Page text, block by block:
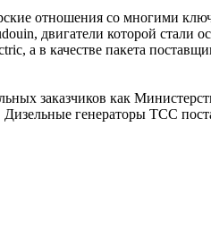
отношения со многими
двигатели которой стали
а в качестве пакета
заказчиков как
генераторы ТСС